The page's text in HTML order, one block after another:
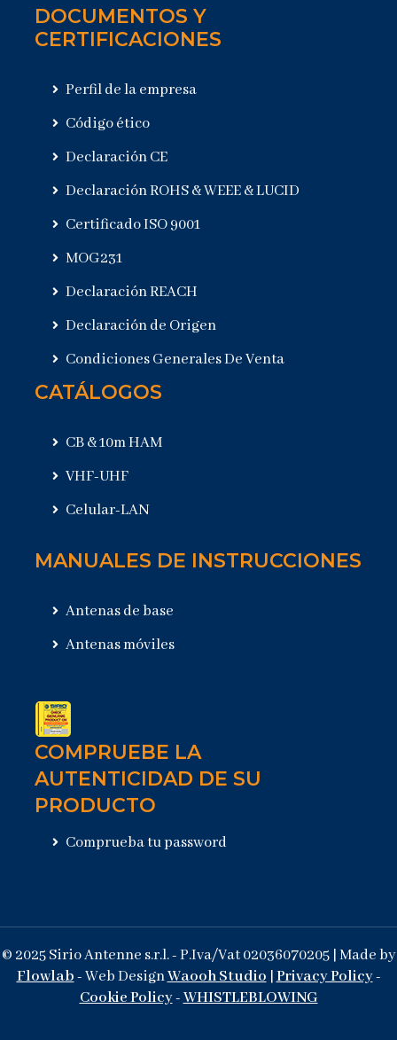
DOCUMENTOS Y
CERTIFICACIONES
Perfil de la empresa
Código ético
Declaración CE
Declaración ROHS & WEEE & LUCID
Certificado ISO 9001
MOG231
Declaración REACH
Declaración de Origen
Condiciones Generales De Venta
CATÁLOGOS
CB & 10m HAM
VHF-UHF
Celular-LAN
MANUALES DE INSTRUCCIONES
Antenas de base
Antenas móviles
COMPRUEBE LA
AUTENTICIDAD DE SU
PRODUCTO
Comprueba tu password
© 2025 Sirio Antenne s.r.l. - P.Iva/Vat 02036070205 | Made by
Flowlab- Web DesignWaooh Studio|Privacy Policy-
Cookie Policy-WHISTLEBLOWING